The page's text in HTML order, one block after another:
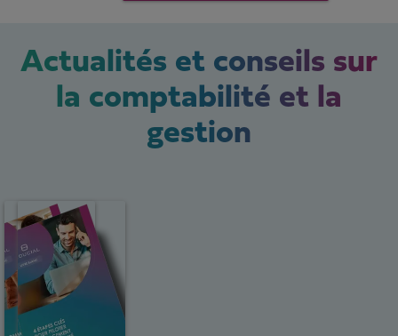
Actualités et conseils sur
la comptabilité et la
gestion